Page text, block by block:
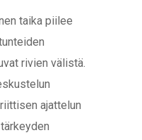
taika piilee
rivien välistä.
ajattelun